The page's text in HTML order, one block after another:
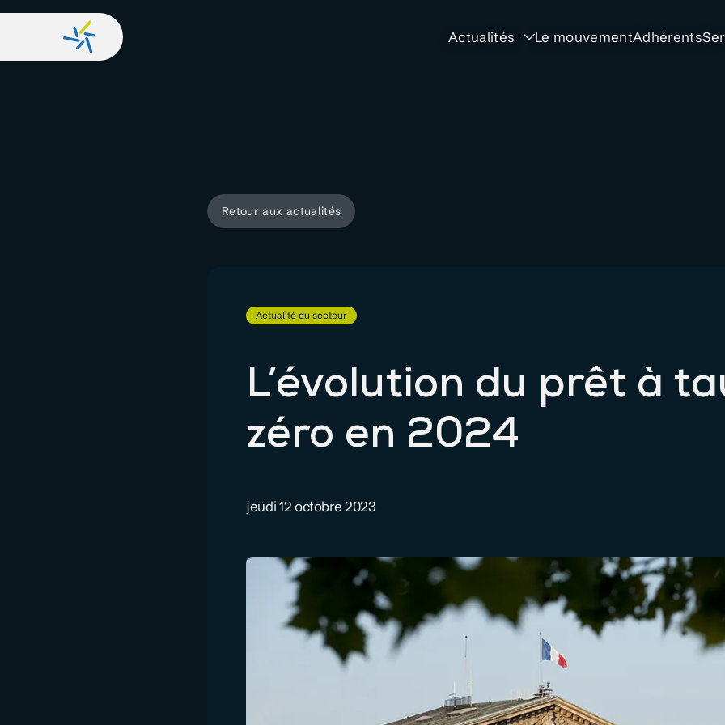
Actualités Le mouvementAdhérents
Retour aux actualités
Actualité du secteur
L’évolution du prêt à
zéro en 2024
jeudi 12 octobre 2023